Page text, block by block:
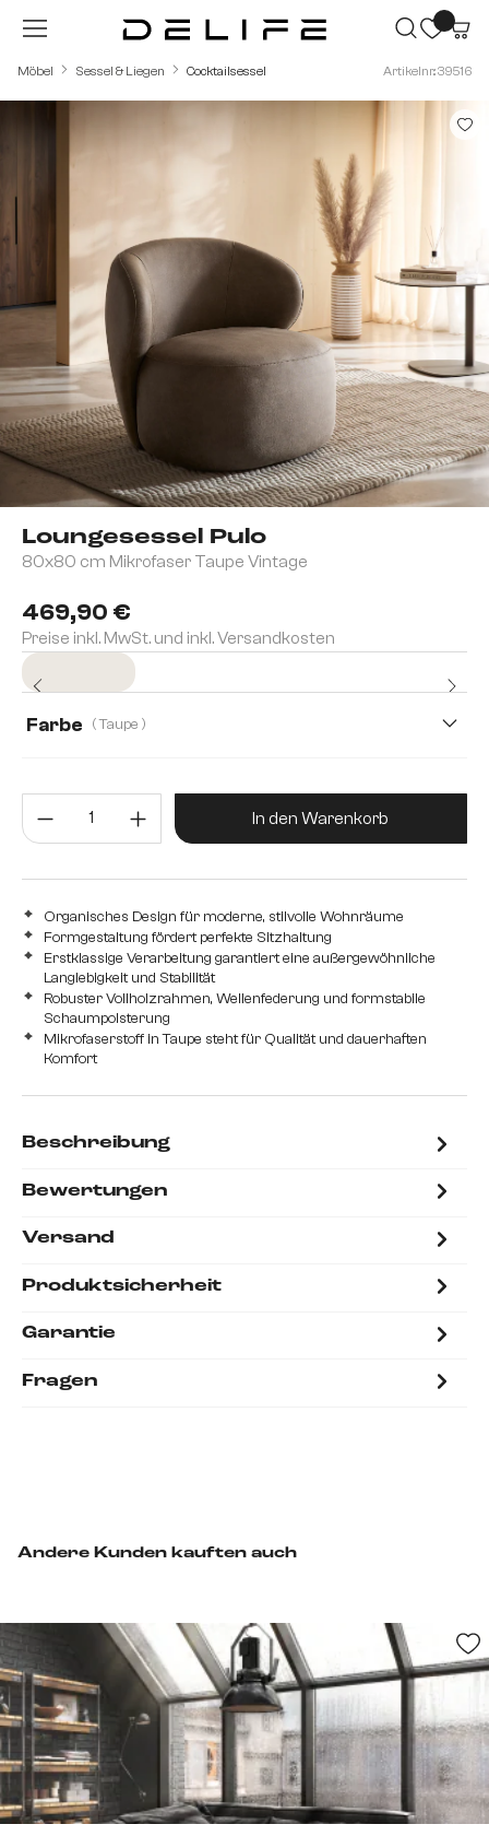
Zum Hauptinhalt springen
Möbel Sessel & Liegen Cocktailsessel Artikelnr.: 39516
Loungesessel Pulo
80x80 cm Mikrofaser Taupe Vintage
469,90 €
Preise inkl. MwSt. und inkl. Versandkosten
Farbe ( Taupe )
Produkt Anzahl: Gib den
In den Warenkorb
Organisches Design für moderne, stilvolle Wohnräume
Formgestaltung fördert perfekte Sitzhaltung
Erstklassige Verarbeitung garantiert eine außergewöhnliche
Langlebigkeit und Stabilität
Robuster Vollholzrahmen, Wellenfederung und formstabile
Schaumpolsterung
Mikrofaserstoff in Taupe steht für Qualität und dauerhaften
Komfort
Bildergalerie überspringen
Beschreibung
Bewertungen
Versand
Produktsicherheit
Garantie
Fragen
Andere Kunden kauften auch